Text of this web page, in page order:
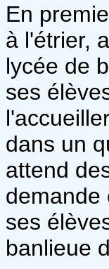
En
à l'étrier,
lycée de
ses
dans un
attend
demande
ses
banlieue